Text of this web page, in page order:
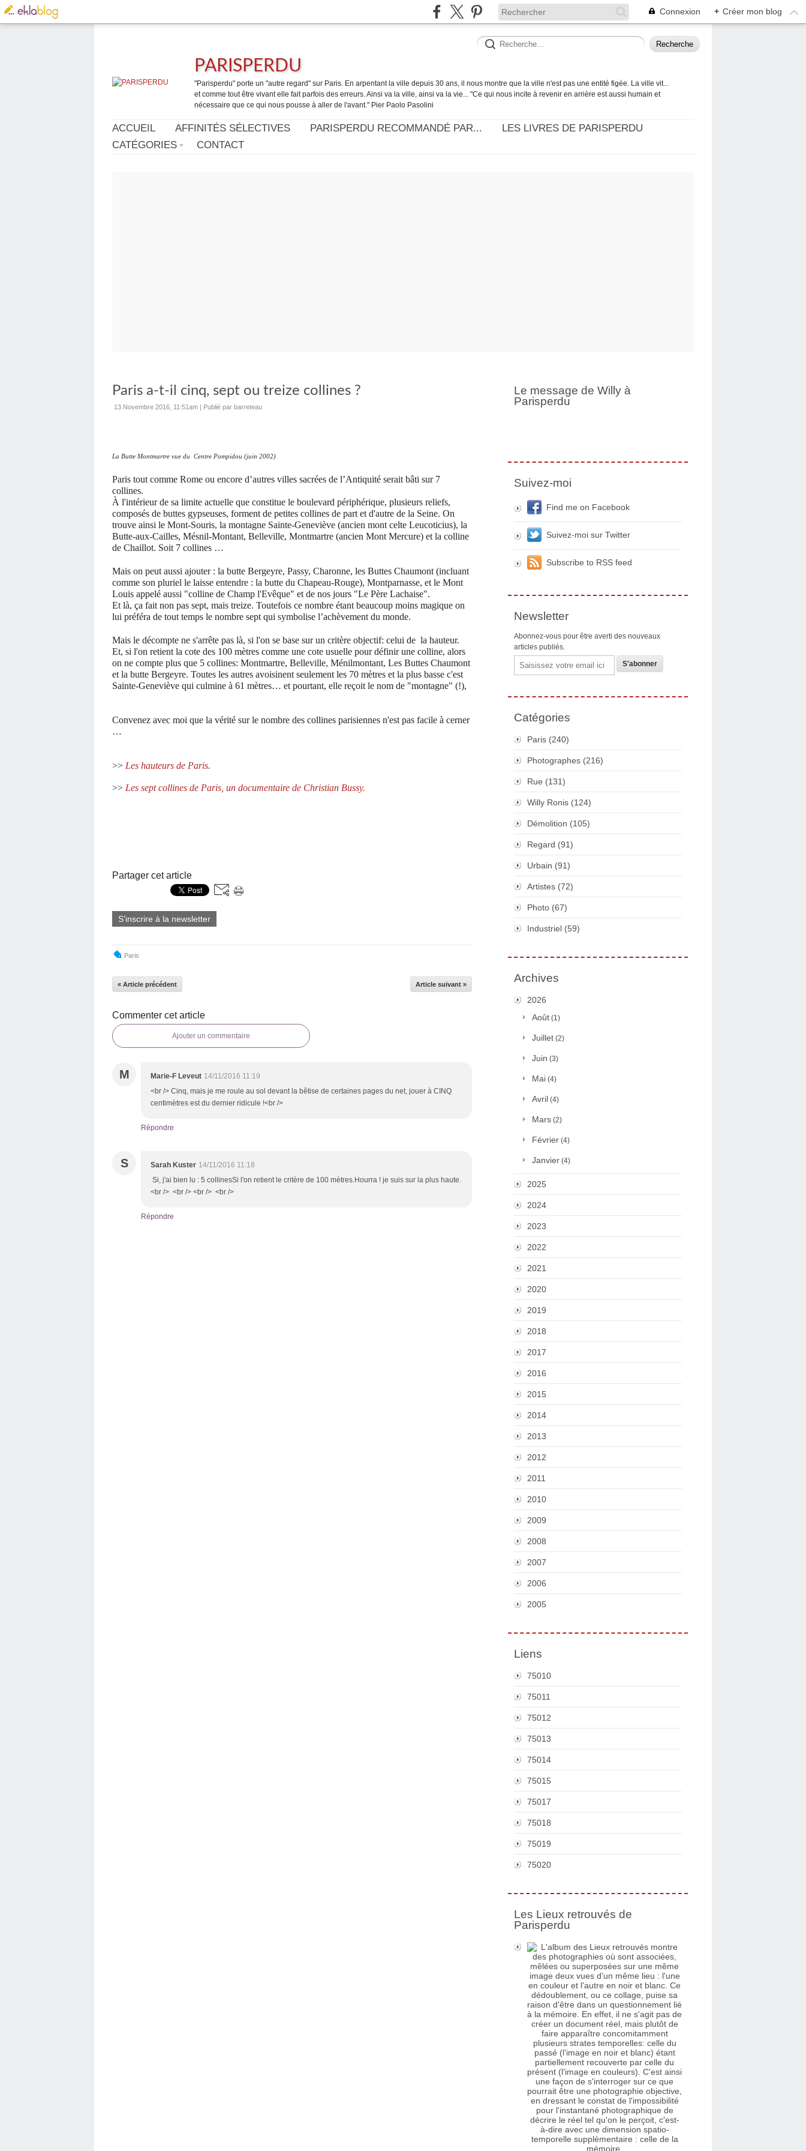
Connexion + Créer mon blog
PARISPERDU
"Parisperdu" porte un "autre regard" sur Paris. En arpentant la ville depuis 30 ans, il nous montre que la ville n'est pas une entité figée. La ville vit...
et comme tout être vivant elle fait parfois des erreurs. Ainsi va la ville, ainsi va la vie... "Ce qui nous incite à revenir en arrière est aussi humain et
nécessaire que ce qui nous pousse à aller de l'avant." Pier Paolo Pasolini
ACCUEIL AFFINITÉS SÉLECTIVES PARISPERDU RECOMMANDÉ PAR...
LES LIVRES DE PARISPERDU
CATÉGORIES
CONTACT
Paris a-t-il cinq, sept ou treize collines ?
13 Novembre 2016, 11:51am | Publié par barreteau
La Butte Montmartre vue du Centre Pompidou (juin 2002)
Paris tout comme Rome ou encore d’autres villes sacrées de l’Antiquité serait bâti sur 7
collines.
À l'intérieur de sa limite actuelle que constitue le boulevard périphérique, plusieurs reliefs,
composés de buttes gypseuses, forment de petites collines de part et d'autre de la Seine. On
trouve ainsi le Mont-Souris, la montagne Sainte-Geneviève (ancien mont celte Leucoticius), la
Butte-aux-Cailles, Mésnil-Montant, Belleville, Montmartre (ancien Mont Mercure) et la colline
de Chaillot. Soit 7 collines …
Mais on peut aussi ajouter : la butte Bergeyre, Passy, Charonne, les Buttes Chaumont (incluant
comme son pluriel le laisse entendre : la butte du Chapeau-Rouge), Montparnasse, et le Mont
Louis appelé aussi "colline de Champ l'Evêque" et de nos jours "Le Père Lachaise".
Et là, ça fait non pas sept, mais treize. Toutefois ce nombre étant beaucoup moins magique on
lui préféra de tout temps le nombre sept qui symbolise l’achèvement du monde.
Mais le décompte ne s'arrête pas là, si l'on se base sur un critère objectif: celui de la hauteur.
Et, si l'on retient la cote des 100 mètres comme une cote usuelle pour définir une colline, alors
on ne compte plus que 5 collines: Montmartre, Belleville, Ménilmontant, Les Buttes Chaumont
et la butte Bergeyre. Toutes les autres avoisinent seulement les 70 mètres et la plus basse c'est
Sainte-Geneviève qui culmine à 61 mètres… et pourtant, elle reçoit le nom de "montagne" (!),
Convenez avec moi que la vérité sur le nombre des collines parisiennes n'est pas facile à cerner
…
>> Les hauteurs de Paris.
>> Les sept collines de Paris, un documentaire de Christian Bussy.
Partager cet article
S'inscrire à la newsletter
Paris
« Article précédent Article suivant »
Commenter cet article
Ajouter un commentaire
M Marie-F Leveut 14/11/2016 11:19
<br /> Cinq, mais je me roule au sol devant la bêtise de certaines pages du net, jouer à CINQ
centimètres est du dernier ridicule !<br />
Répondre
S Sarah Kuster 14/11/2016 11:18
Si, j'ai bien lu : 5 collinesSi l'on retient le critère de 100 mètres.Hourra ! je suis sur la plus haute.
<br /> <br /> <br /> <br />
Répondre
Le message de Willy à
Parisperdu
Suivez-moi
Find me on Facebook
Suivez-moi sur Twitter
Subscribe to RSS feed
Newsletter
Abonnez-vous pour être averti des nouveaux
articles publiés.
Email
Catégories
Paris (240)
Photographes (216)
Rue (131)
Willy Ronis (124)
Démolition (105)
Regard (91)
Urbain (91)
Artistes (72)
Photo (67)
Industriel (59)
Archives
2026
Août (1)
Juillet (2)
Juin (3)
Mai (4)
Avril (4)
Mars (2)
Février (4)
Janvier (4)
2025
2024
2023
2022
2021
2020
2019
2018
2017
2016
2015
2014
2013
2012
2011
2010
2009
2008
2007
2006
2005
Liens
75010
75011
75012
75013
75014
75015
75017
75018
75019
75020
Les Lieux retrouvés de
Parisperdu